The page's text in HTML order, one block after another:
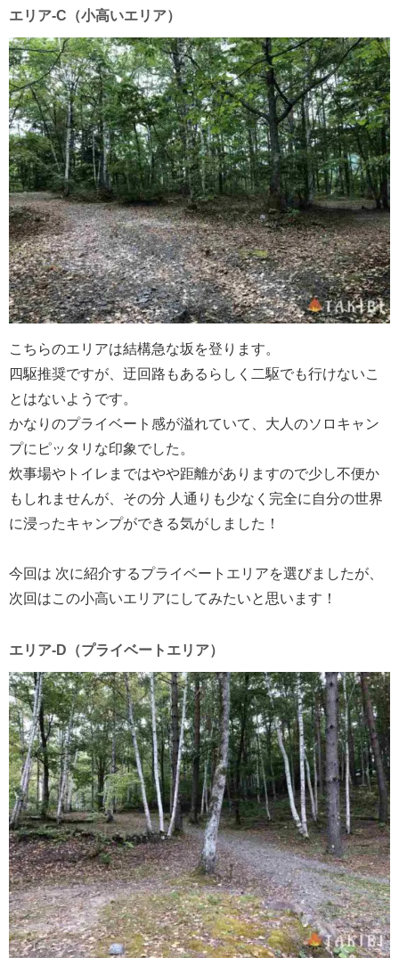
エリア-C（小高いエリア）
こちらのエリアは結構急な坂を登ります。
四駆推奨ですが、迂回路もあるらしく二駆でも行けないこ
とはないようです。
かなりのプライベート感が溢れていて、大人のソロキャン
プにピッタリな印象でした。
炊事場やトイレまではやや距離がありますので少し不便か
もしれませんが、その分 人通りも少なく完全に自分の世界
に浸ったキャンプができる気がしました！
今回は 次に紹介するプライベートエリアを選びましたが、
次回はこの小高いエリアにしてみたいと思います！
エリア-D（プライベートエリア）